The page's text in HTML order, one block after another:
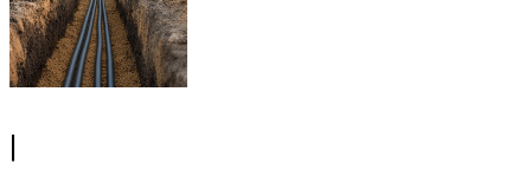
|